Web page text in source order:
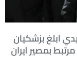
ابلغ بزشكيان
بمصير ايران